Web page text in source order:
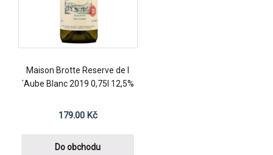
Maison Brotte Reserve de l
´Aube Blanc 2019 0,75l 12,5%
179.00 Kč
Do obchodu